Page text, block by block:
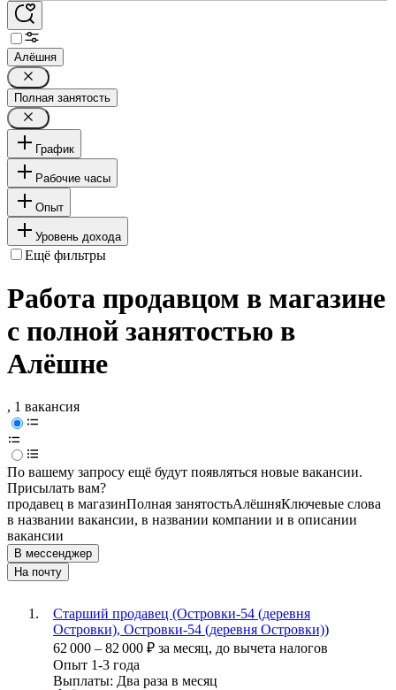
Алёшня
Полная занятость
График
Рабочие часы
Опыт
Уровень дохода
Ещё фильтры
Работа продавцом в магазине
с полной занятостью в
Алёшне
, 1 вакансия
По вашему запросу ещё будут появляться новые вакансии.
Присылать вам?
продавец в магазинПолная занятостьАлёшняКлючевые слова
в названии вакансии, в названии компании и в описании
вакансии
В мессенджер
На почту
Старший продавец (Островки-54 (деревня
Островки), Островки-54 (деревня Островки))
62 000 – 82 000 ₽ за месяц, до вычета налогов
Опыт 1-3 года
Выплаты: Два раза в месяц